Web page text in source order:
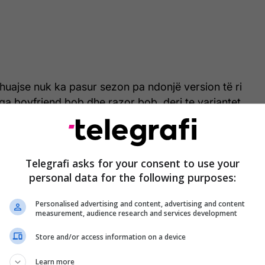
nuk ka pasur sezon pa ndonjë version të ri
boyfriend bob dhe razor bob, deri te variantet
Megjithatë, edhe pse bob duket
fytyrën, shumë gra nuk duan të heqin dorë
gjithnjë e më shumë vëmendje po tërheq e
Charlotte", zgjidhje ideale për të gjitha ato që
pa rrezik të madh dhe pa shkurtim drastik.
Telegrafi asks for your consent to use your
personal data for the following purposes:
Personalised advertising and content, advertising and content
measurement, audience research and services development
Store and/or access information on a device
Learn more